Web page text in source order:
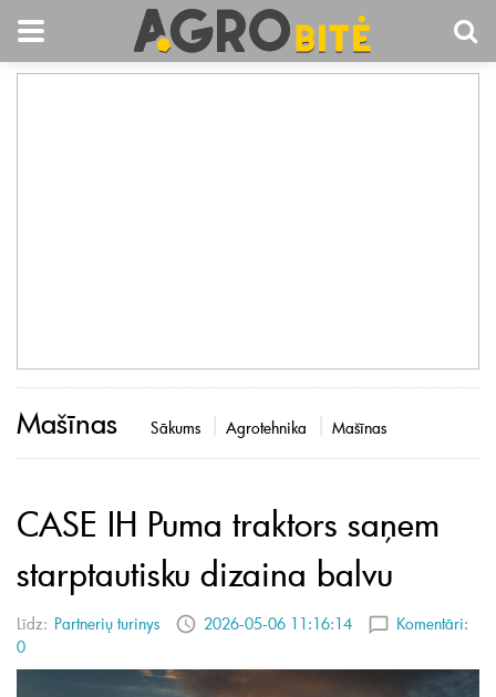
Mašīnas Sākums Agrotehnika Mašīnas
CASE IH Puma traktors saņem
starptautisku dizaina balvu
Līdz: Partnerių turinys 2026-05-06 11:16:14
Komentāri:
0